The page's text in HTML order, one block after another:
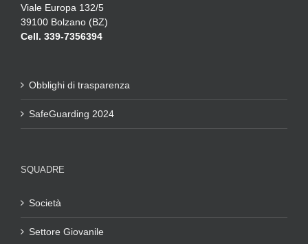
Viale Europa 132/5
39100 Bolzano (BZ)
Cell. 339-7356394
Obblighi di trasparenza
SafeGuarding 2024
SQUADRE
Società
Settore Giovanile